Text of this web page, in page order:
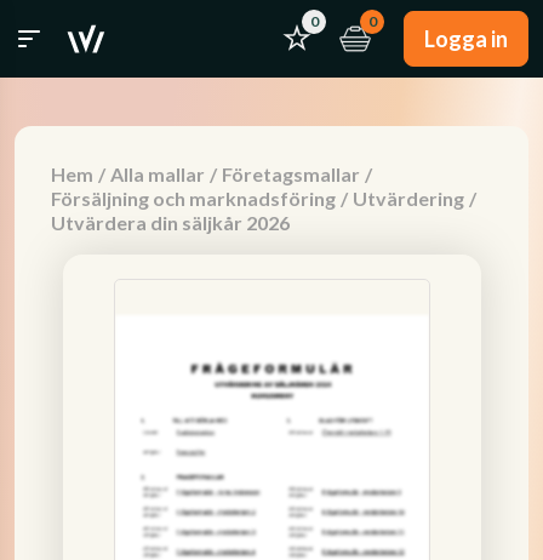
0 0
Logga in
Hem / Alla mallar / Företagsmallar /
Försäljning och marknadsföring / Utvärdering /
Utvärdera din säljkår 2026